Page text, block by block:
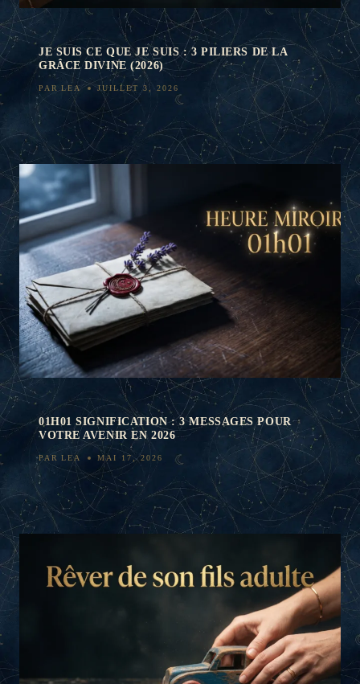
JE SUIS CE QUE JE SUIS : 3 PILIERS DE LA
GRÂCE DIVINE (2026)
PAR LEA JUILLET 3, 2026
01H01 SIGNIFICATION : 3 MESSAGES POUR
VOTRE AVENIR EN 2026
PAR LEA MAI 17, 2026